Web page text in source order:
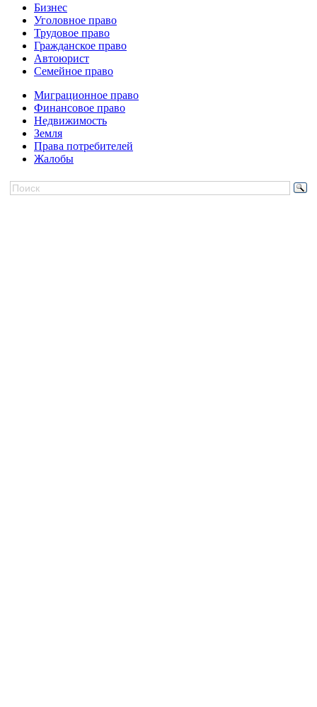
Бизнес
Уголовное право
Трудовое право
Гражданское право
Автоюрист
Семейное право
Миграционное право
Финансовое право
Недвижимость
Земля
Права потребителей
Жалобы